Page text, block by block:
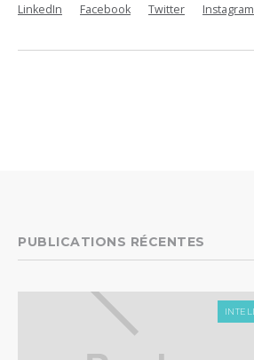
LinkedIn Facebook Twitter Instagram
PUBLICATIONS RÉCENTES